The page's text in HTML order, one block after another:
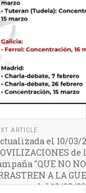
ARTICLE
el 10/03/
de
"QUE NO
A LA
del 10/03/